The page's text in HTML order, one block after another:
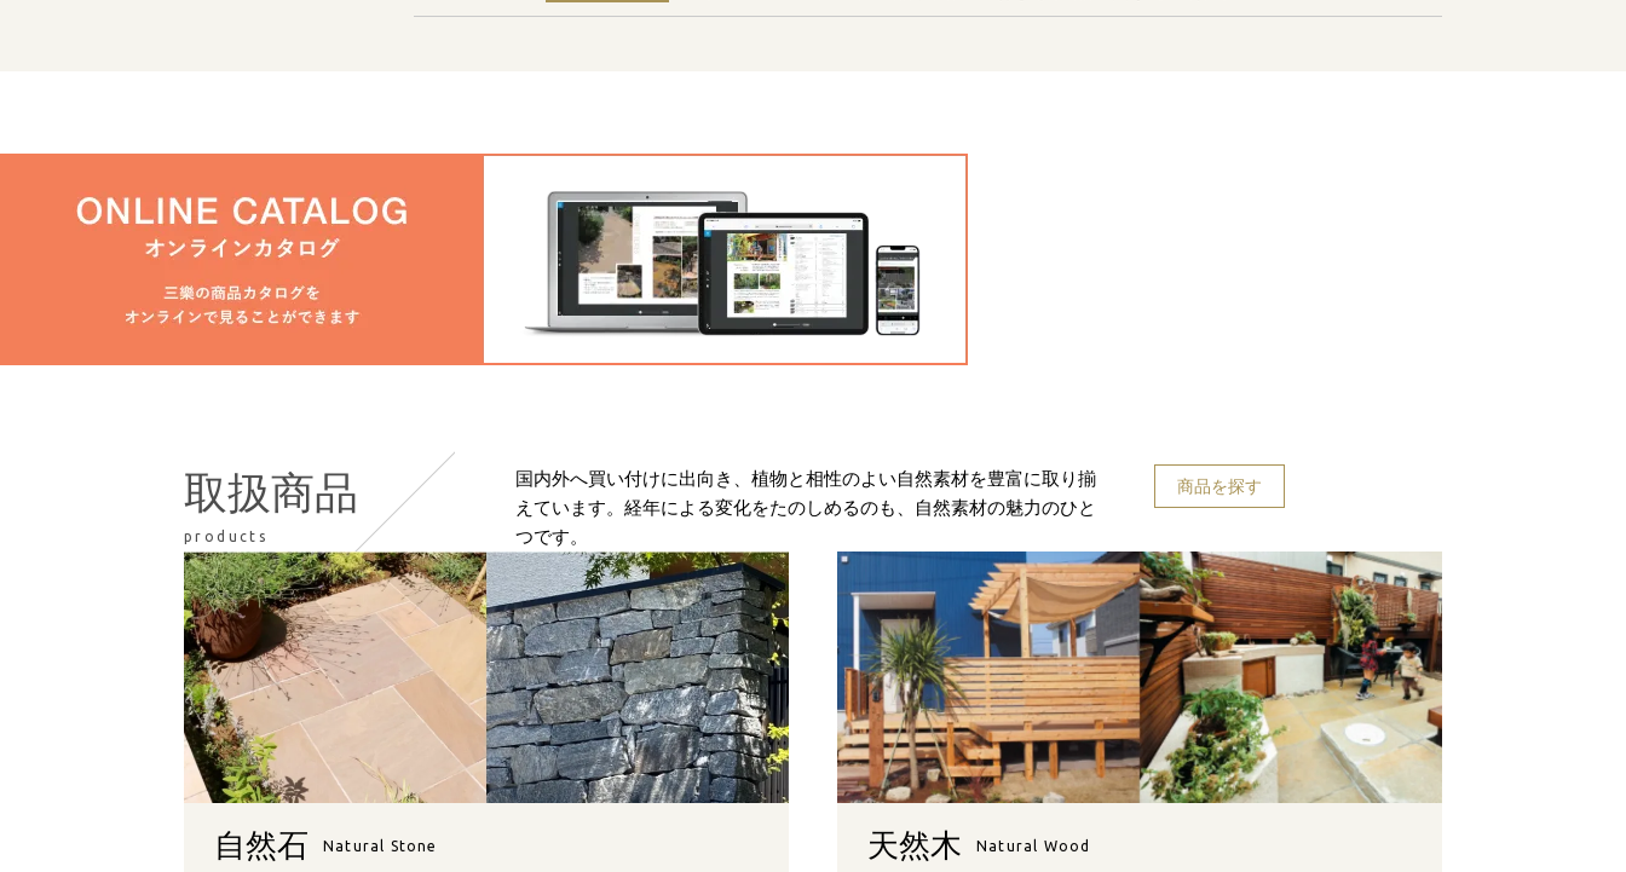
取扱商品
products
国内外へ買い付けに出向き、植物と相性のよい自然素材を豊富に取り揃
えています。経年による変化をたのしめるのも、自然素材の魅力のひと
つです。
商品を探す
自然石 Natural Stone 天然木 Natural Wood